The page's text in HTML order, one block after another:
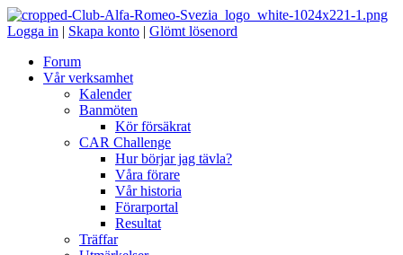
Logga in | Skapa konto | Glömt lösenord
Forum
Vår verksamhet
Kalender
Banmöten
Kör försäkrat
CAR Challenge
Hur börjar jag tävla?
Våra förare
Vår historia
Förarportal
Resultat
Träffar